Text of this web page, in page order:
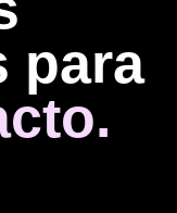
para
para